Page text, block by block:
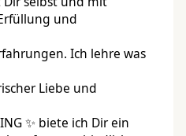
und
Ich lehre was
Liebe und
✨️ biete ich Dir ein